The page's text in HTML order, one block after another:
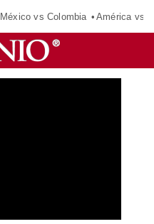
México vs Colombia América vs